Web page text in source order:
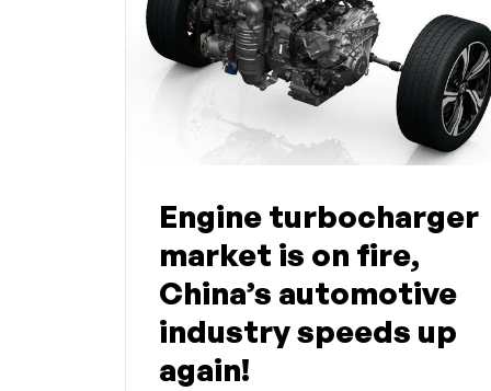
Engine turbocharger
market is on fire,
China’s automotive
industry speeds up
again!